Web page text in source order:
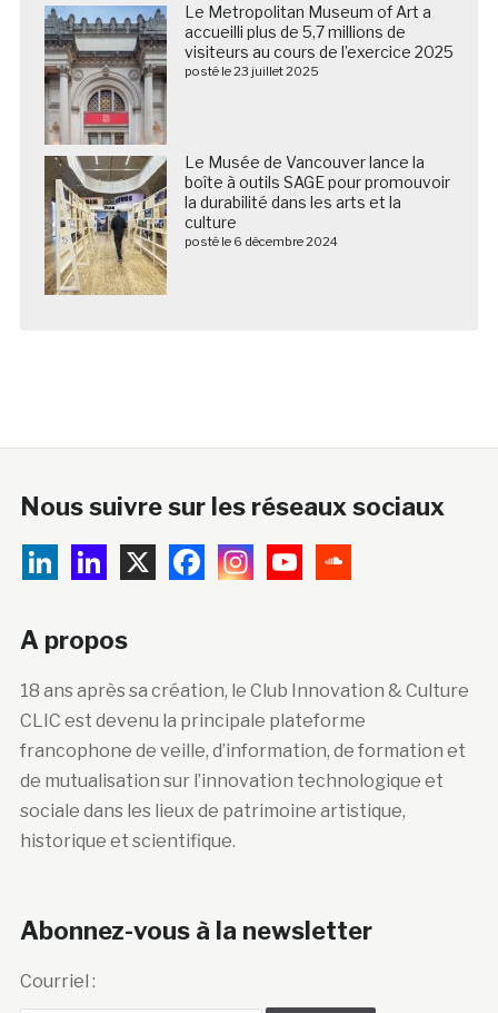
Le Metropolitan Museum of Art a
accueilli plus de 5,7 millions de
visiteurs au cours de l’exercice 2025
posté le 23 juillet 2025
Le Musée de Vancouver lance la
boîte à outils SAGE pour promouvoir
la durabilité dans les arts et la
culture
posté le 6 décembre 2024
Nous suivre sur les réseaux sociaux
A propos
18 ans après sa création, le Club Innovation & Culture
CLIC est devenu la principale plateforme
francophone de veille, d’information, de formation et
de mutualisation sur l’innovation technologique et
sociale dans les lieux de patrimoine artistique,
historique et scientifique.
Abonnez-vous à la newsletter
Courriel :